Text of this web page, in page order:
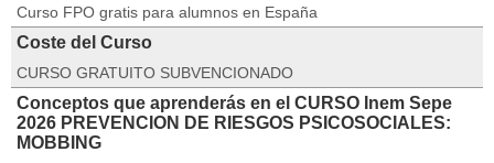
Curso FPO gratis para alumnos en España
Coste del Curso
CURSO GRATUITO SUBVENCIONADO
Conceptos que aprenderás en el CURSO Inem Sepe
2026 PREVENCION DE RIESGOS PSICOSOCIALES:
MOBBING